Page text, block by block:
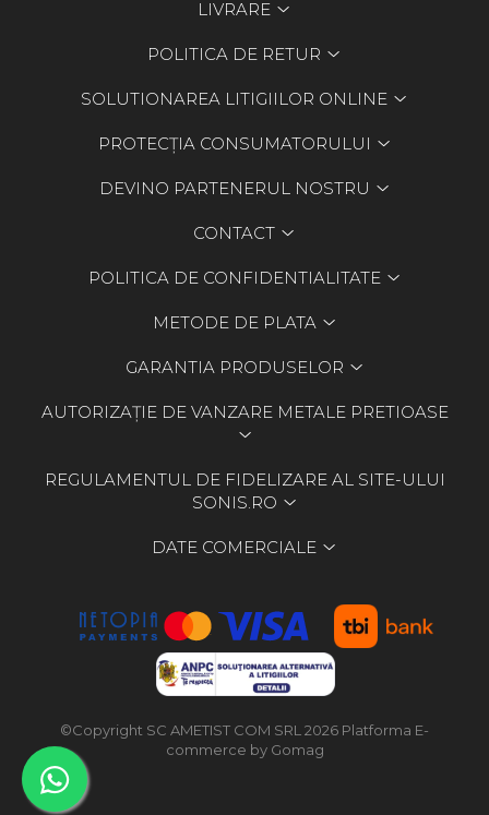
LIVRARE
POLITICA DE RETUR
SOLUTIONAREA LITIGIILOR ONLINE
PROTECȚIA CONSUMATORULUI
DEVINO PARTENERUL NOSTRU
CONTACT
POLITICA DE CONFIDENTIALITATE
METODE DE PLATA
GARANTIA PRODUSELOR
AUTORIZAȚIE DE VANZARE METALE PRETIOASE
REGULAMENTUL DE FIDELIZARE AL SITE-ULUI
SONIS.RO
DATE COMERCIALE
©Copyright SC AMETIST COM SRL 2026 Platforma E-
commerce by Gomag